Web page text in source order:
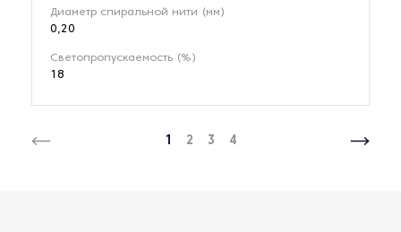
Диаметр спиральной нити (мм)
0,20
Светопропускаемость (%)
18
1 2 3 4